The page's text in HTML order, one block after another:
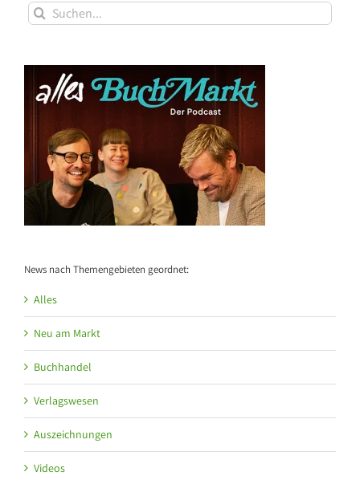
Suche
nach:
News nach Themengebieten geordnet:
Alles
Neu am Markt
Buchhandel
Verlagswesen
Auszeichnungen
Videos